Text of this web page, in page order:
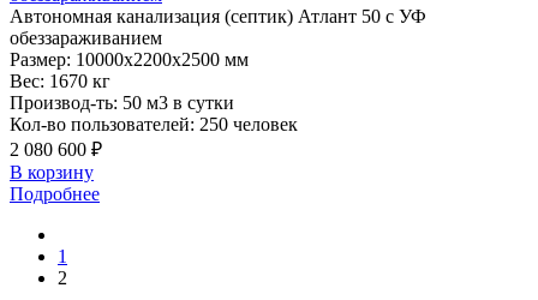
Автономная канализация (септик) Атлант 50 с УФ
обеззараживанием
Размер: 10000x2200x2500 мм
Вес: 1670 кг
Производ-ть: 50 м3 в сутки
Кол-во пользователей: 250 человек
2 080 600 ₽
В корзину
Подробнее
1
2